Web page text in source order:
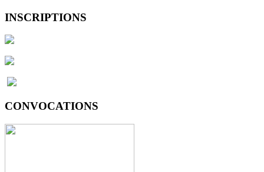
INSCRIPTIONS
CONVOCATIONS